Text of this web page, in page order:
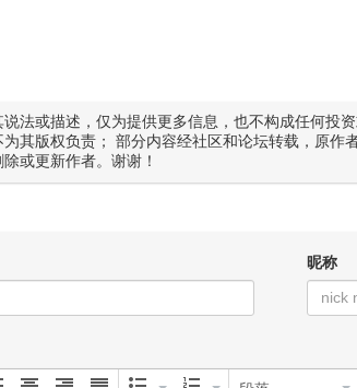
法或描述，仅为提供更多信息，也不构成任何投
其版权负责； 部分内容经社区和论坛转载，原作
或更新作者。谢谢！
昵称